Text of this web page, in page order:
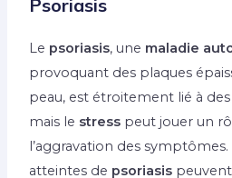
Psoriasis
Le psoriasis, une maladie
provoquant des plaques
peau, est étroitement lié à
mais le stress peut jouer un
l’aggravation des
atteintes de psoriasis